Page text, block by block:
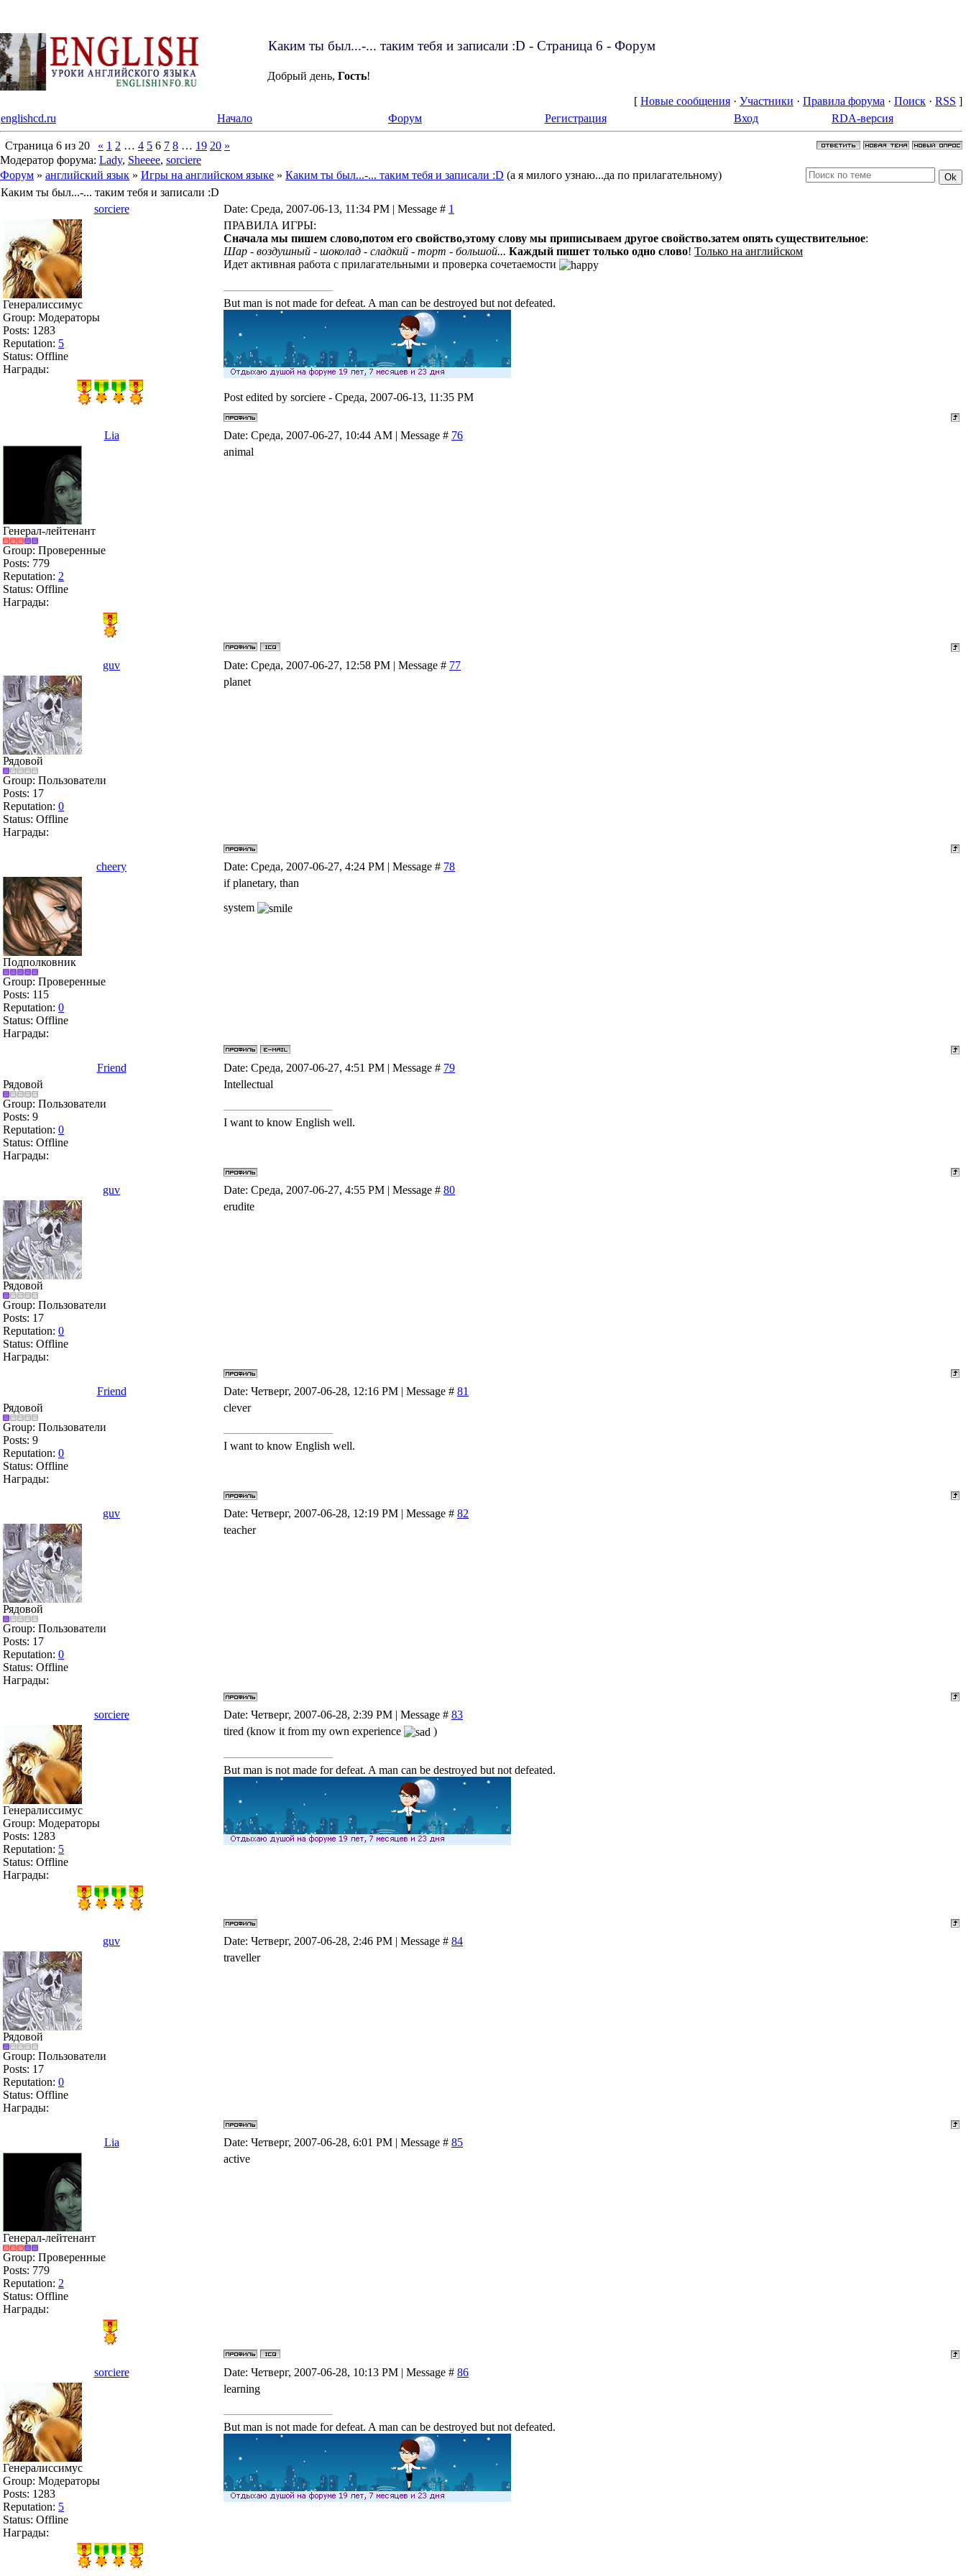
Каким ты был...-... таким тебя и записали :D - Страница 6 - Форум
Добрый день, Гость!
[ Новые сообщения · Участники · Правила форума · Поиск · RSS ]
englishcd.ru
Начало Форум Регистрация Вход RDA-версия
Страница 6 из 20 « 1 2 … 4 5 6 7 8 … 19 20 »
Модератор форума: Lady, Sheeee, sorciere
Форум » английский язык » Игры на английском языке » Каким ты был...-... таким тебя и записали :D (а я милого узнаю...да по прилагательному)
Каким ты был...-... таким тебя и записали :D
sorciere
Date: Среда, 2007-06-13, 11:34 PM | Message # 1
Генералиссимус
Group: Модераторы
Posts: 1283
Reputation: 5
Status: Offline
Награды:
ПРАВИЛА ИГРЫ:
Сначала мы пишем слово,потом его свойство,этому слову мы приписываем другое свойство.затем опять существительное:
Шар - воздушный - шоколад - сладкий - торт - большой... Каждый пишет только одно слово! Только на английском
Идет активная работа с прилагательными и проверка сочетаемости
But man is not made for defeat. A man can be destroyed but not defeated.
Post edited by sorciere - Среда, 2007-06-13, 11:35 PM
Lia Date: Среда, 2007-06-27, 10:44 AM | Message # 76
Генерал-лейтенант
Group: Проверенные
Posts: 779
Reputation: 2
Status: Offline
Награды:
animal
guv Date: Среда, 2007-06-27, 12:58 PM | Message # 77
Рядовой
Group: Пользователи
Posts: 17
Reputation: 0
Status: Offline
Награды:
planet
cheery Date: Среда, 2007-06-27, 4:24 PM | Message # 78
Подполковник
Group: Проверенные
Posts: 115
Reputation: 0
Status: Offline
Награды:
if planetary, than
system
Friend Date: Среда, 2007-06-27, 4:51 PM | Message # 79
Рядовой
Group: Пользователи
Posts: 9
Reputation: 0
Status: Offline
Награды:
Intellectual
I want to know English well.
guv Date: Среда, 2007-06-27, 4:55 PM | Message # 80
Рядовой
Group: Пользователи
Posts: 17
Reputation: 0
Status: Offline
Награды:
erudite
Friend Date: Четверг, 2007-06-28, 12:16 PM | Message # 81
Рядовой
Group: Пользователи
Posts: 9
Reputation: 0
Status: Offline
Награды:
clever
I want to know English well.
guv Date: Четверг, 2007-06-28, 12:19 PM | Message # 82
Рядовой
Group: Пользователи
Posts: 17
Reputation: 0
Status: Offline
Награды:
teacher
sorciere Date: Четверг, 2007-06-28, 2:39 PM | Message # 83
Генералиссимус
Group: Модераторы
Posts: 1283
Reputation: 5
Status: Offline
Награды:
tired (know it from my own experience )
But man is not made for defeat. A man can be destroyed but not defeated.
guv Date: Четверг, 2007-06-28, 2:46 PM | Message # 84
Рядовой
Group: Пользователи
Posts: 17
Reputation: 0
Status: Offline
Награды:
traveller
Lia Date: Четверг, 2007-06-28, 6:01 PM | Message # 85
Генерал-лейтенант
Group: Проверенные
Posts: 779
Reputation: 2
Status: Offline
Награды:
active
sorciere Date: Четверг, 2007-06-28, 10:13 PM | Message # 86
Генералиссимус
Group: Модераторы
Posts: 1283
Reputation: 5
Status: Offline
Награды:
learning
But man is not made for defeat. A man can be destroyed but not defeated.